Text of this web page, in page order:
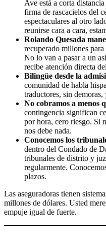
Ave está a corta
firma de rascacielos del
espectaculares al otro
reunirse cara a cara,
Rolando Quesada
recuperado millones
No lo van a pasar a un
recibe atención directa
Bilingüe desde la
comunidad de habla
traductores, sin
No cobramos a menos
contingencia significan
por hora, cero riesgo. Si
nos debe nada.
Conocemos los
dentro del Condado de
tribunales de distrito y
regularmente.
plazos.
Las aseguradoras tienen
millones de dólares. Usted
empuje igual de fuerte.